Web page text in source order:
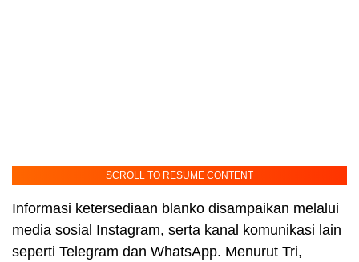
SCROLL TO RESUME CONTENT
Informasi ketersediaan blanko disampaikan melalui
media sosial Instagram, serta kanal komunikasi lain
seperti Telegram dan WhatsApp. Menurut Tri,